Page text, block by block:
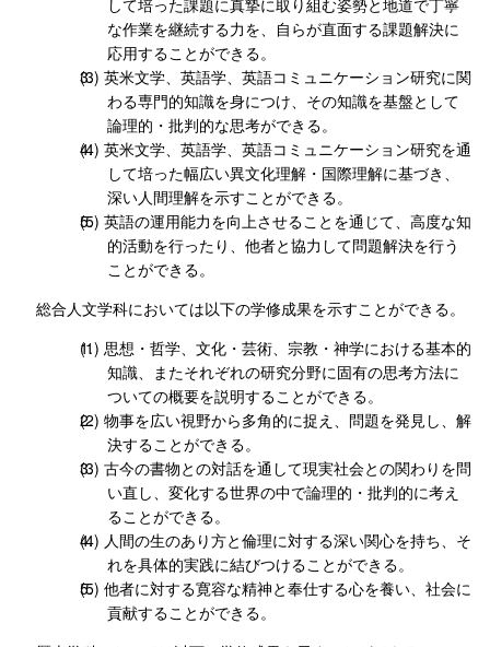
な作業を継続する力を、自らが直面する課題解決に
応用することができる。
英米文学、英語学、英語コミュニケーション研究に関
わる専門的知識を身につけ、その知識を基盤として
論理的・批判的な思考ができる。
英米文学、英語学、英語コミュニケーション研究を通
して培った幅広い異文化理解・国際理解に基づき、
深い人間理解を示すことができる。
英語の運用能力を向上させることを通じて、高度な知
的活動を行ったり、他者と協力して問題解決を行う
ことができる。
総合人文学科においては以下の学修成果を示すことができる。
思想・哲学、文化・芸術、宗教・神学における基本的
知識、またそれぞれの研究分野に固有の思考方法に
ついての概要を説明することができる。
物事を広い視野から多角的に捉え、問題を発見し、解
決することができる。
古今の書物との対話を通して現実社会との関わりを問
い直し、変化する世界の中で論理的・批判的に考え
ることができる。
人間の生のあり方と倫理に対する深い関心を持ち、そ
れを具体的実践に結びつけることができる。
他者に対する寛容な精神と奉仕する心を養い、社会に
貢献することができる。